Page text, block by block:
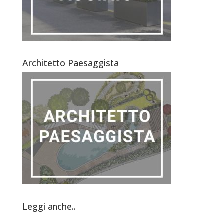
Architetto Paesaggista
Leggi anche..